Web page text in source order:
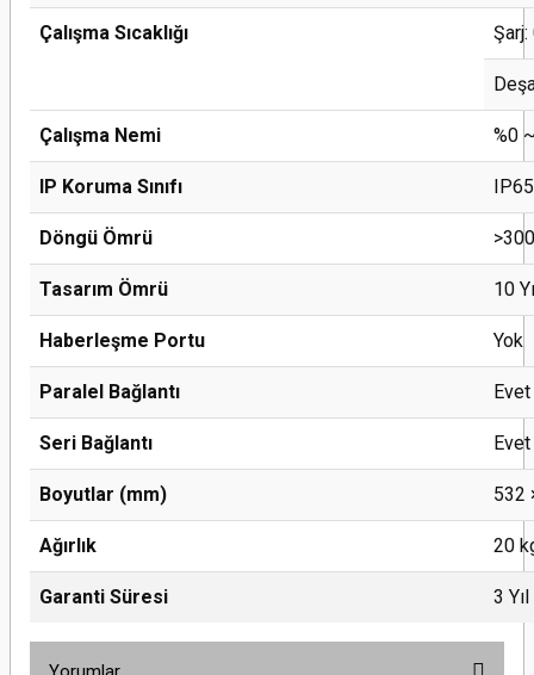
Çalışma Sıcaklığı Şarj:
Çalışma Nemi %0
IP Koruma Sınıfı
Döngü Ömrü
Tasarım Ömrü 10
Haberleşme Portu Yok
Paralel Bağlantı
Seri Bağlantı
Boyutlar (mm) 532
Ağırlık 20
Garanti Süresi 3 Yıl